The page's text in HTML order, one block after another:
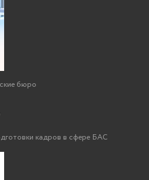
бюро
кадров в сфере БАС